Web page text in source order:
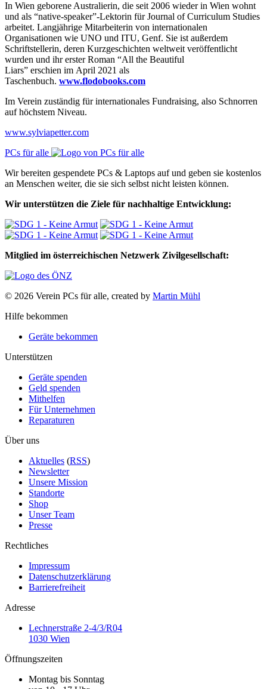
In Wien geborene Australierin, die seit 2006 wieder in Wien wohnt
und als “native-speaker”-Lektorin für Journal of Curriculum Studies
arbeitet. Langjährige Mitarbeiterin von internationalen
Organisationen wie UNO und ITU, Genf. Sie ist außerdem
Schriftstellerin, deren Kurzgeschichten weltweit veröffentlicht
wurden und ihr erster Roman “All the Beautiful
Liars” erschien im April 2021 als
Taschenbuch. www.flodobooks.com
Im Verein zuständig für internationales Fundraising, also Schnorren
auf höchstem Niveau.
www.sylviapetter.com
PCs für alle
Wir bereiten gespendete PCs & Laptops auf und geben sie kostenlos
an Menschen weiter, die sie sich selbst nicht leisten können.
Wir unterstützen die Ziele für nachhaltige Entwicklung:
Mitglied im österreichischen Netzwerk Zivilgesellschaft:
© 2026 Verein PCs für alle, created by Martin Mühl
Hilfe bekommen
Geräte bekommen
Unterstützen
Geräte spenden
Geld spenden
Mithelfen
Für Unternehmen
Reparaturen
Über uns
Aktuelles (RSS)
Newsletter
Unsere Mission
Standorte
Shop
Unser Team
Presse
Rechtliches
Impressum
Datenschutzerklärung
Barrierefreiheit
Adresse
Lechnerstraße 2-4/3/R04
1030 Wien
Öffnungszeiten
Montag bis Sonntag